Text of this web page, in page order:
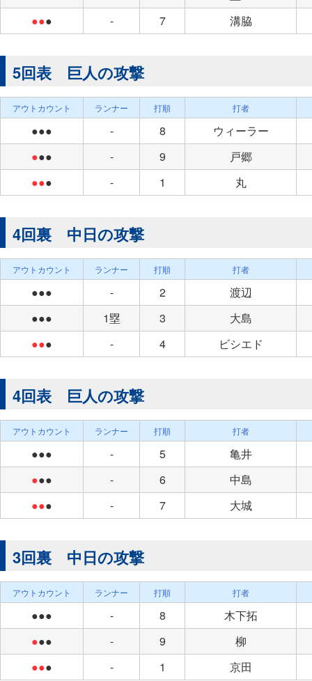
●●● - 7 溝脇
5回表 巨人の攻撃
アウトカウント ランナー 打順 打者
●●● - 8
ウィーラー
●●● - 9
戸郷
●●● - 1 丸
4回裏 中日の攻撃
アウトカウント ランナー 打順 打者
●●● - 2
渡辺
●●●
1塁 3
大島
●●● - 4 ビシエド
4回表 巨人の攻撃
アウトカウント ランナー 打順 打者
●●● - 5
亀井
●●● - 6
中島
●●● - 7 大城
3回裏 中日の攻撃
アウトカウント ランナー 打順 打者
●●● - 8
木下拓
●●● - 9
柳
●●● - 1 京田